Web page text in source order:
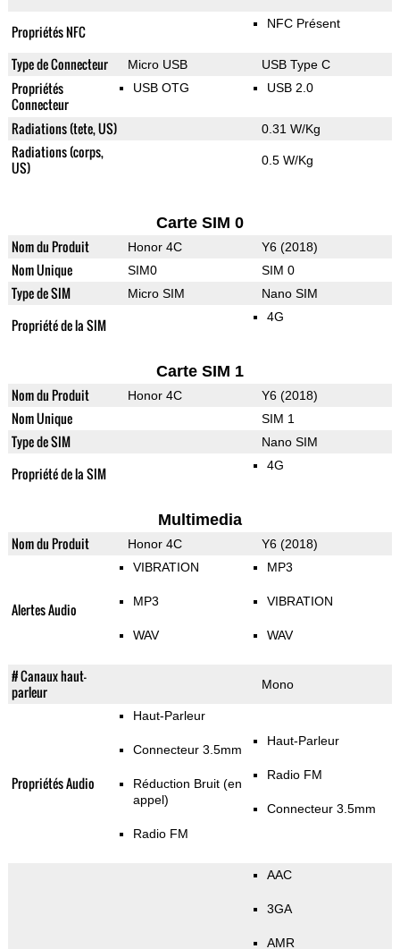
Propriétés NFC NFC Présent
Type de Connecteur Micro USB USB Type C
Propriétés
Connecteur
USB OTG USB 2.0
Radiations (tete, US) 0.31 W/Kg
Radiations (corps,
US)
0.5 W/Kg
Carte SIM 0
Nom du Produit Honor 4C Y6 (2018)
Nom Unique SIM0 SIM 0
Type de SIM Micro SIM Nano SIM
Propriété de la SIM 4G
Carte SIM 1
Nom du Produit Honor 4C Y6 (2018)
Nom Unique SIM 1
Type de SIM Nano SIM
Propriété de la SIM 4G
Multimedia
Nom du Produit Honor 4C Y6 (2018)
Alertes Audio
VIBRATION
MP3
WAV
MP3
VIBRATION
WAV
# Canaux haut-
parleur
Mono
Propriétés Audio
Haut-Parleur
Connecteur 3.5mm
Réduction Bruit (en
appel)
Radio FM
Haut-Parleur
Radio FM
Connecteur 3.5mm
AAC
3GA
AMR